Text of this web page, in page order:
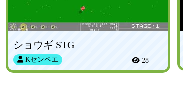
ショウギ STG
Kセンベエ 28